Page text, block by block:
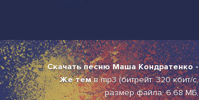
Скачать песню Маша Кондратенко -
Же темв mp3 (битрейт: 320 кбит/с,
размер файла: 6.68 МБ,